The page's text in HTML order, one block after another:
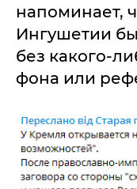
напоминает,
Ингушетии
без какого-
фона или